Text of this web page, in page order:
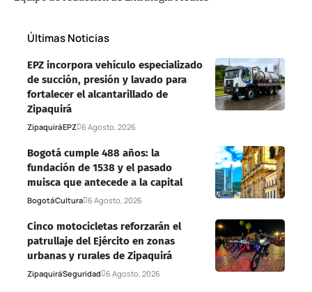
Últimas Noticias
EPZ incorpora vehículo especializado
de succión, presión y lavado para
fortalecer el alcantarillado de
Zipaquirá
ZipaquiráEPZ 6 Agosto, 2026
Bogotá cumple 488 años: la
fundación de 1538 y el pasado
muisca que antecede a la capital
BogotáCultura 6 Agosto, 2026
Cinco motocicletas reforzarán el
patrullaje del Ejército en zonas
urbanas y rurales de Zipaquirá
ZipaquiráSeguridad 6 Agosto, 2026